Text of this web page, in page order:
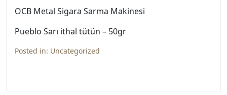
OCB Metal Sigara Sarma Makinesi
Pueblo Sarı ithal tütün – 50gr
Posted in: Uncategorized